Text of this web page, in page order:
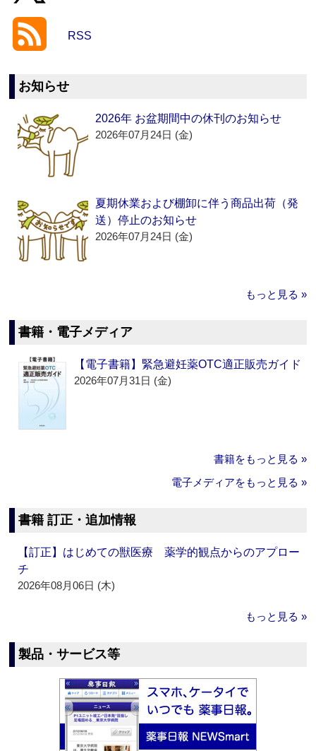
RSS
お知らせ
2026年 お盆期間中の休刊のお知らせ
2026年07月24日 (金)
夏期休業および棚卸に伴う商品出荷（発
送）停止のお知らせ
2026年07月24日 (金)
もっと見る »
書籍・電子メディア
【電子書籍】緊急避妊薬OTC適正販売ガイド
2026年07月31日 (金)
書籍をもっと見る »
電子メディアをもっと見る »
書籍 訂正・追加情報
【訂正】はじめての獣医療 薬学的観点からのアプロー
チ
2026年08月06日 (木)
もっと見る »
製品・サービス等